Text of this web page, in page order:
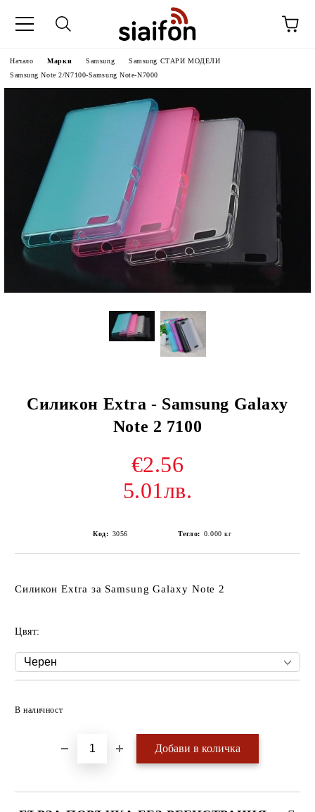
Начало Марки Samsung
Samsung СТАРИ МОДЕЛИ
Samsung Note 2/N7100-Samsung Note-N7000
Силикон Extra - Samsung Galaxy
Note 2 7100
€2.56
5.01лв.
Код: 3056 Тегло: 0.000 кг
Силикон Extra за Samsung Galaxy Note 2
Цвят:
В наличност